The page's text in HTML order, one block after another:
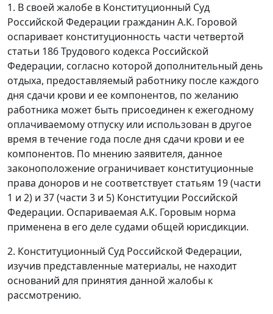
1. В своей жалобе в Конституционный Суд
Российской Федерации гражданин А.К. Горовой
оспаривает конституционность части четвертой
статьи 186 Трудового кодекса Российской
Федерации, согласно которой дополнительный день
отдыха, предоставляемый работнику после каждого
дня сдачи крови и ее компонентов, по желанию
работника может быть присоединен к ежегодному
оплачиваемому отпуску или использован в другое
время в течение года после дня сдачи крови и ее
компонентов. По мнению заявителя, данное
законоположение ограничивает конституционные
права доноров и не соответствует статьям 19 (части
1 и 2) и 37 (части 3 и 5) Конституции Российской
Федерации. Оспариваемая А.К. Горовым норма
применена в его деле судами общей юрисдикции.
2. Конституционный Суд Российской Федерации,
изучив представленные материалы, не находит
оснований для принятия данной жалобы к
рассмотрению.